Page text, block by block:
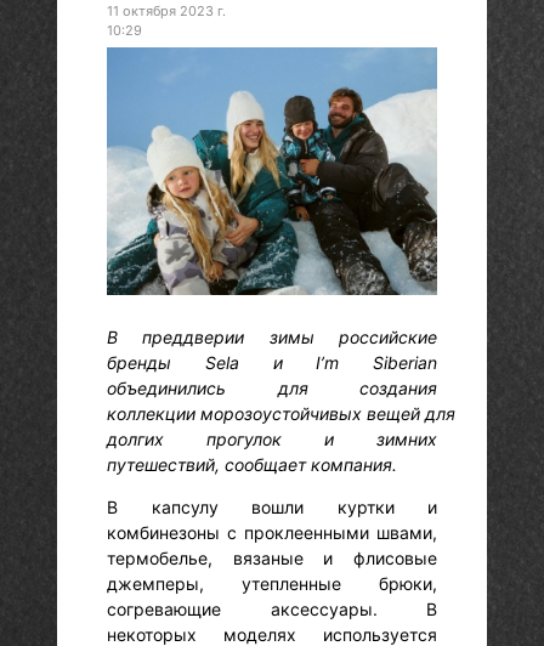
11 октября 2023 г.
10:29
В преддверии зимы российские
бренды Sela и I’m Siberian
объединились для создания
коллекции морозоустойчивых вещей для
долгих прогулок и зимних
путешествий, сообщает компания.
В капсулу вошли куртки и
комбинезоны с проклеенными швами,
термобелье, вязаные и флисовые
джемперы, утепленные брюки,
согревающие аксессуары. В
некоторых моделях используется